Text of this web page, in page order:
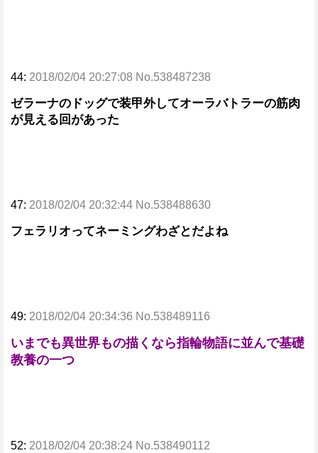
44: 2018/02/04 20:27:08 No.538487238
ゼラーナのドッグで装甲外してオーラバトラーの筋肉
が見える回があった
47: 2018/02/04 20:32:44 No.538488630
フェラリオってネーミングわざとだよね
49: 2018/02/04 20:34:36 No.538489116
いまでも異世界もの描くなら指輪物語に並んで基礎
教養の一つ
52: 2018/02/04 20:38:24 No.538490112